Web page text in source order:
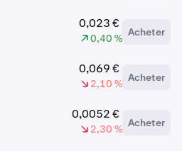
0,023 €
0,40 %
Acheter
0,069 €
2,10 %
Acheter
0,0052 €
2,30 %
Acheter